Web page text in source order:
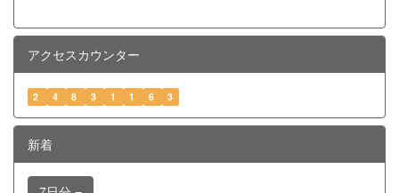
アクセスカウンター
2 4 8 3 1 1 6 3
新着